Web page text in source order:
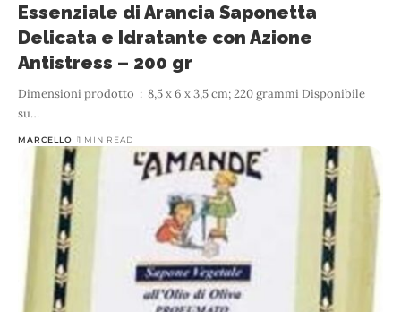
Essenziale di Arancia Saponetta
Delicata e Idratante con Azione
Antistress – 200 gr
Dimensioni prodotto ‏ : ‎ 8,5 x 6 x 3,5 cm; 220 grammi Disponibile
su…
MARCELLO 1 MIN READ